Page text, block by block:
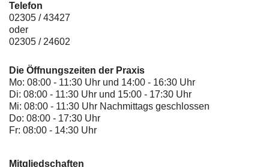
Telefon
02305 / 43427
oder
02305 / 24602
Die Öffnungszeiten der Praxis
Mo: 08:00 - 11:30 Uhr und 14:00 - 16:30 Uhr
Di: 08:00 - 11:30 Uhr und 15:00 - 17:30 Uhr
Mi: 08:00 - 11:30 Uhr Nachmittags geschlossen
Do: 08:00 - 17:30 Uhr
Fr: 08:00 - 14:30 Uhr
Mitgliedschaften